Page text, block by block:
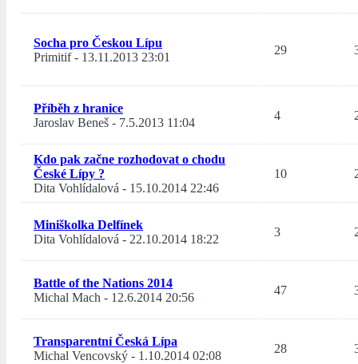
Socha pro Českou Lípu
Primitif- 13.11.2013 23:01
29
Příběh z hranice
Jaroslav Beneš - 7.5.2013 11:04
4
Kdo pak začne rozhodovat o chodu
České Lípy ?
Dita Vohlídalová - 15.10.2014 22:46
10
Miniškolka Delfínek
Dita Vohlídalová - 22.10.2014 18:22
3
Battle of the Nations 2014
Michal Mach - 12.6.2014 20:56
47
Transparentní Česká Lípa
Michal Vencovský - 1.10.2014 02:08
28